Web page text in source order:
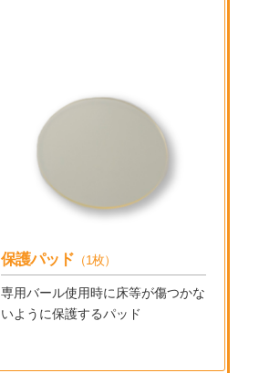
保護パッド （1枚）
専用バール使用時に床等が傷つかな
いように保護するパッド